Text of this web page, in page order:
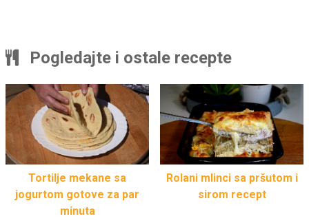
Pogledajte i ostale recepte
Tortilje mekane sa
jogurtom gotove za par
minuta
Rolani mlinci sa pršutom i
sirom recept